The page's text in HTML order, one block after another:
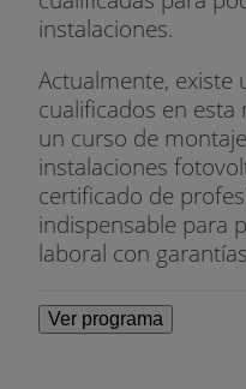
instalaciones.
Actualmente, existe
cualificados en
un curso de
instalaciones
certificado de
indispensable para
laboral con
Ver programa